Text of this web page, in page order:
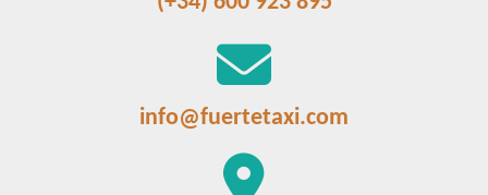
alt
fas
info@fuertetaxi.com